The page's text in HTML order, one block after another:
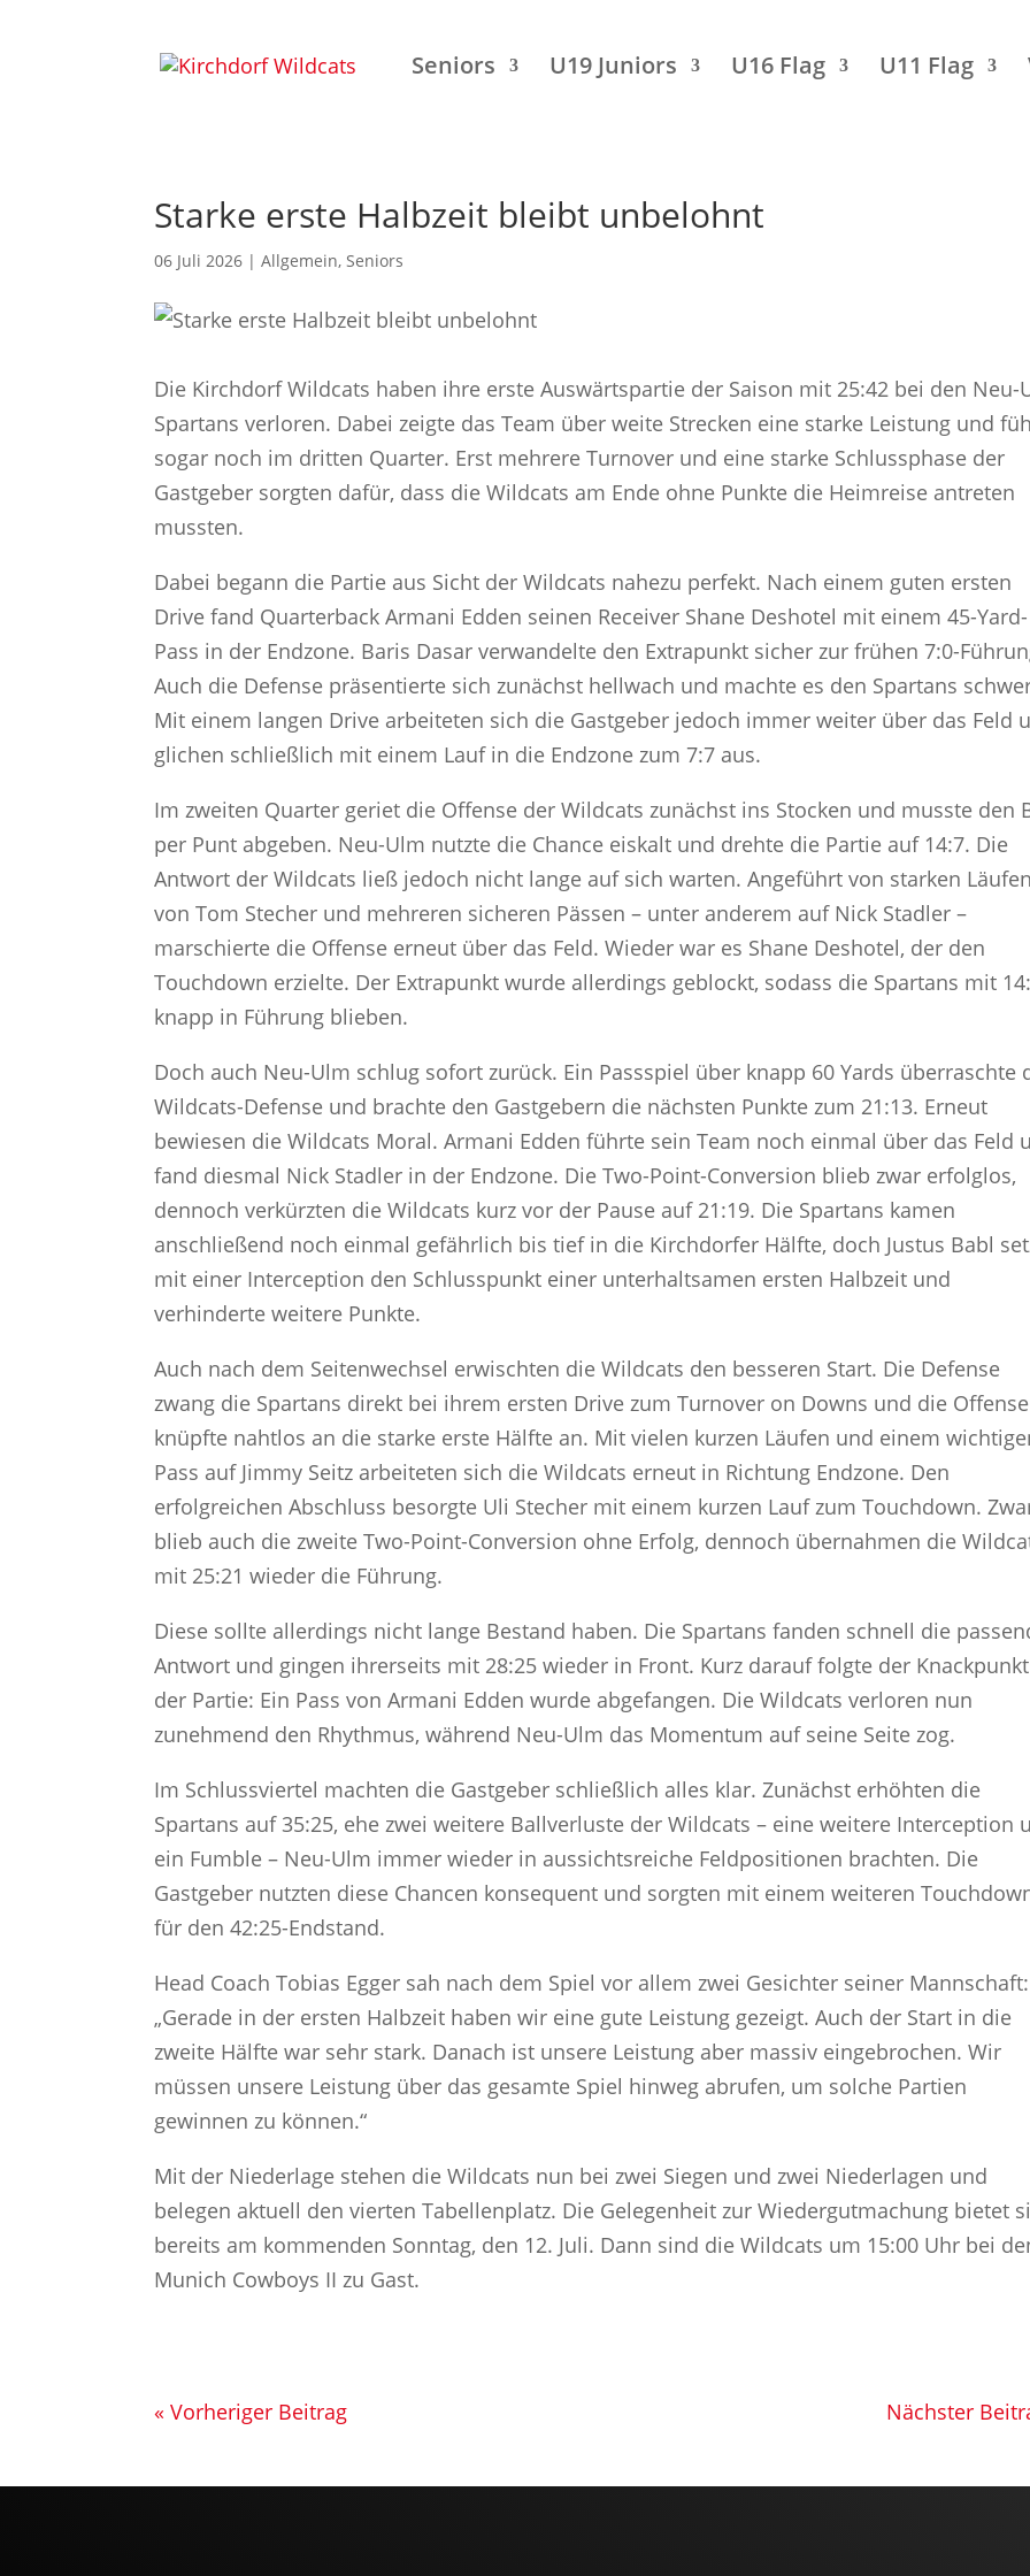
Seniors U19 Juniors U16 Flag U11 Flag
Starke erste Halbzeit bleibt unbelohnt
06 Juli 2026 |Allgemein,Seniors
Die Kirchdorf Wildcats haben ihre erste Auswärtspartie der Saison mit 25:42 bei den Neu-
Spartans verloren. Dabei zeigte das Team über weite Strecken eine starke Leistung und
sogar noch im dritten Quarter. Erst mehrere Turnover und eine starke Schlussphase der
Gastgeber sorgten dafür, dass die Wildcats am Ende ohne Punkte die Heimreise antreten
mussten.
Dabei begann die Partie aus Sicht der Wildcats nahezu perfekt. Nach einem guten ersten
Drive fand Quarterback Armani Edden seinen Receiver Shane Deshotel mit einem 45-Yard-
Pass in der Endzone. Baris Dasar verwandelte den Extrapunkt sicher zur frühen 7:0-
Auch die Defense präsentierte sich zunächst hellwach und machte es den Spartans
Mit einem langen Drive arbeiteten sich die Gastgeber jedoch immer weiter über das Feld
glichen schließlich mit einem Lauf in die Endzone zum 7:7 aus.
Im zweiten Quarter geriet die Offense der Wildcats zunächst ins Stocken und musste den
per Punt abgeben. Neu-Ulm nutzte die Chance eiskalt und drehte die Partie auf 14:7. Die
Antwort der Wildcats ließ jedoch nicht lange auf sich warten. Angeführt von starken Läufen
von Tom Stecher und mehreren sicheren Pässen – unter anderem auf Nick Stadler –
marschierte die Offense erneut über das Feld. Wieder war es Shane Deshotel, der den
Touchdown erzielte. Der Extrapunkt wurde allerdings geblockt, sodass die Spartans mit
knapp in Führung blieben.
Doch auch Neu-Ulm schlug sofort zurück. Ein Passspiel über knapp 60 Yards überraschte
Wildcats-Defense und brachte den Gastgebern die nächsten Punkte zum 21:13. Erneut
bewiesen die Wildcats Moral. Armani Edden führte sein Team noch einmal über das Feld
fand diesmal Nick Stadler in der Endzone. Die Two-Point-Conversion blieb zwar erfolglos,
dennoch verkürzten die Wildcats kurz vor der Pause auf 21:19. Die Spartans kamen
anschließend noch einmal gefährlich bis tief in die Kirchdorfer Hälfte, doch Justus Babl
mit einer Interception den Schlusspunkt einer unterhaltsamen ersten Halbzeit und
verhinderte weitere Punkte.
Auch nach dem Seitenwechsel erwischten die Wildcats den besseren Start. Die Defense
zwang die Spartans direkt bei ihrem ersten Drive zum Turnover on Downs und die Offense
knüpfte nahtlos an die starke erste Hälfte an. Mit vielen kurzen Läufen und einem
Pass auf Jimmy Seitz arbeiteten sich die Wildcats erneut in Richtung Endzone. Den
erfolgreichen Abschluss besorgte Uli Stecher mit einem kurzen Lauf zum Touchdown.
blieb auch die zweite Two-Point-Conversion ohne Erfolg, dennoch übernahmen die
mit 25:21 wieder die Führung.
Diese sollte allerdings nicht lange Bestand haben. Die Spartans fanden schnell die
Antwort und gingen ihrerseits mit 28:25 wieder in Front. Kurz darauf folgte der Knackpunkt
der Partie: Ein Pass von Armani Edden wurde abgefangen. Die Wildcats verloren nun
zunehmend den Rhythmus, während Neu-Ulm das Momentum auf seine Seite zog.
Im Schlussviertel machten die Gastgeber schließlich alles klar. Zunächst erhöhten die
Spartans auf 35:25, ehe zwei weitere Ballverluste der Wildcats – eine weitere Interception
ein Fumble – Neu-Ulm immer wieder in aussichtsreiche Feldpositionen brachten. Die
Gastgeber nutzten diese Chancen konsequent und sorgten mit einem weiteren
für den 42:25-Endstand.
Head Coach Tobias Egger sah nach dem Spiel vor allem zwei Gesichter seiner Mannschaft:
„Gerade in der ersten Halbzeit haben wir eine gute Leistung gezeigt. Auch der Start in die
zweite Hälfte war sehr stark. Danach ist unsere Leistung aber massiv eingebrochen. Wir
müssen unsere Leistung über das gesamte Spiel hinweg abrufen, um solche Partien
gewinnen zu können.“
Mit der Niederlage stehen die Wildcats nun bei zwei Siegen und zwei Niederlagen und
belegen aktuell den vierten Tabellenplatz. Die Gelegenheit zur Wiedergutmachung bietet
bereits am kommenden Sonntag, den 12. Juli. Dann sind die Wildcats um 15:00 Uhr bei
Munich Cowboys II zu Gast.
« Vorheriger Beitrag Nächster